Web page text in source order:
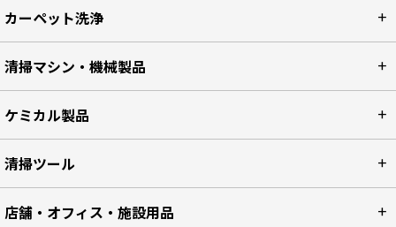
カーペット洗浄
清掃マシン・機械製品
ケミカル製品
清掃ツール
店舗・オフィス・施設用品